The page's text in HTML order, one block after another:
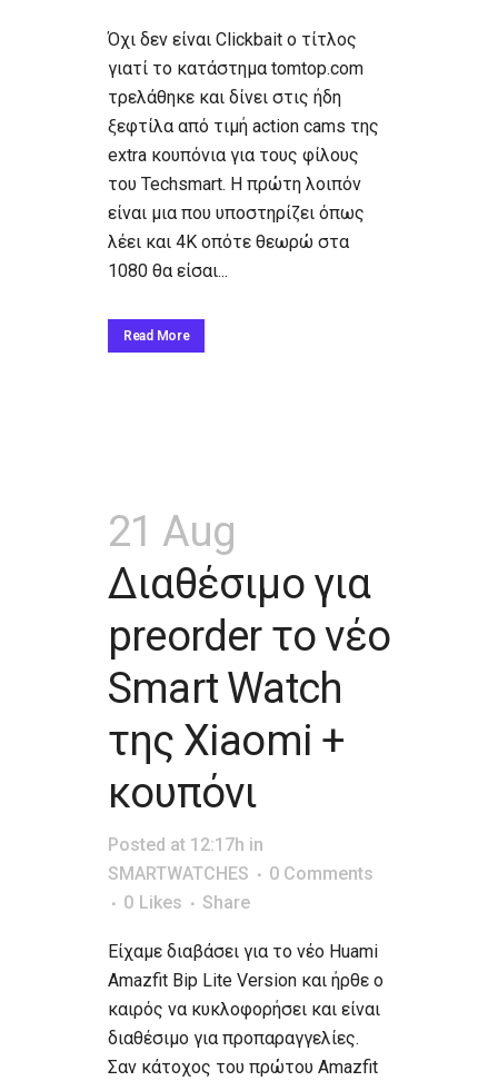
Όχι δεν είναι Clickbait ο τίτλος
γιατί το κατάστημα tomtop.com
τρελάθηκε και δίνει στις ήδη
ξεφτίλα από τιμή action cams της
extra κουπόνια για τους φίλους
του Techsmart. Η πρώτη λοιπόν
είναι μια που υποστηρίζει όπως
λέει και 4K οπότε θεωρώ στα
1080 θα είσαι...
Read More
21 Aug
Διαθέσιμο για
preorder το νέο
Smart Watch
της Xiaomi +
κουπόνι
Posted at 12:17h in
SMARTWATCHES
0 Comments
0 Likes Share
Είχαμε διαβάσει για το νέο Huami
Amazfit Bip Lite Version και ήρθε ο
καιρός να κυκλοφορήσει και είναι
διαθέσιμο για προπαραγγελίες.
Σαν κάτοχος του πρώτου Amazfit